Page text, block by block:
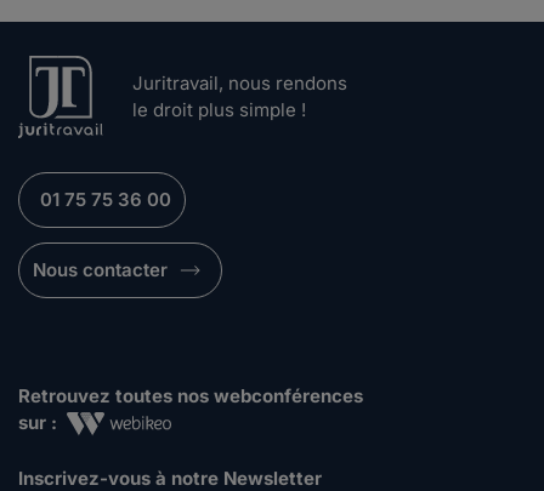
Juritravail, nous rendons
le droit plus simple !
01 75 75 36 00
Nous contacter
Retrouvez toutes nos webconférences
sur :
Inscrivez-vous à notre Newsletter